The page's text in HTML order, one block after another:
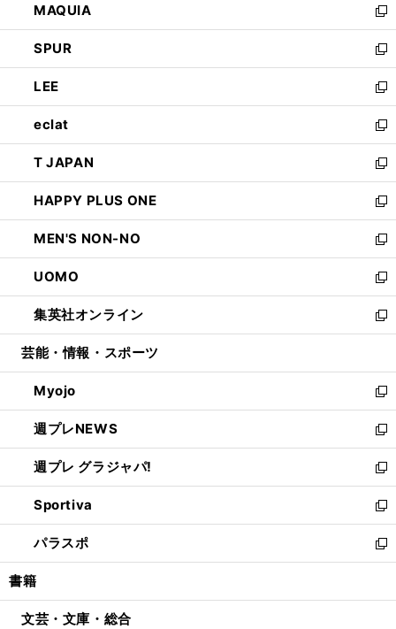
ド
ウ
で
開
く
ィ
ン
ド
ウ
で
開
く
い
ウ
ィ
ン
ド
ウ
で
開
く
MAQUIA
新
し
い
ウ
ィ
ン
ド
ウ
で
開
く
SPUR
新
し
い
ウ
ィ
ン
ド
ウ
で
開
く
LEE
新
し
い
ウ
ィ
ン
ド
ウ
で
開
く
eclat
新
し
い
ウ
ィ
ン
ド
ウ
で
開
く
T JAPAN
新
し
い
ウ
ィ
ン
ド
ウ
で
開
HAPPY PLUS ONE
新
し
い
ウ
ィ
ン
ド
ウ
開
く
MEN'S NON-NO
新
し
い
ウ
ィ
ン
ウ
で
開
く
UOMO
新
し
い
ウ
ン
ド
ウ
で
開
く
集英社オンライン
新
し
ウ
ィ
ン
ド
ウ
で
開
く
芸能・情報・スポーツ
Myojo
新
し
い
ウ
ィ
ン
ド
ウ
で
開
週プレNEWS
新
し
い
ウ
ィ
ン
ド
ウ
開
週プレ グラジャパ!
新
し
い
ウ
ィ
ン
ウ
Sportiva
新
し
い
ウ
ン
パラスポ
新
し
ウ
書籍
文芸・文庫・総合